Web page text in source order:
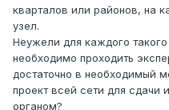
кварталов или районов, на
узел.
Неужели для каждого
необходимо проходить
достаточно в необходимый
проект всей сети для
органом?